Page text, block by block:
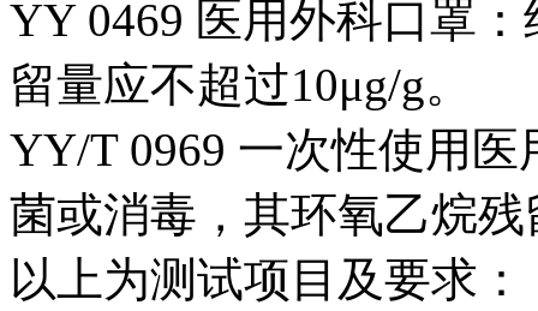
YY 0469 医用外科口罩
留量应不超过10μg/g。
YY/T 0969 一次性使用
菌或消毒，其环氧乙烷
以上为测试项目及要求：